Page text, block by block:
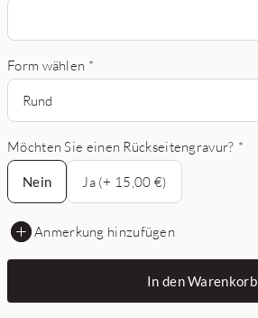
Form wählen *
Rund
Möchten Sie einen Rückseitengravur? *
Nein
Nein
Ja (+ 15,00 €)
Anmerkung hinzufügen
In den Warenkorb